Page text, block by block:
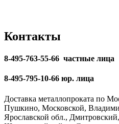
Контакты
8-495-763-55-66 частные лица
8-495-795-10-66 юр. лица
Доставка металлопроката по
Пушкино, Московской,
Ярославской обл.,